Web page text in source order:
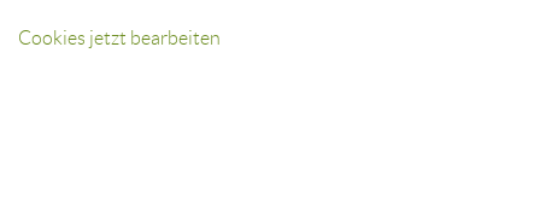
Cookies jetzt bearbeiten